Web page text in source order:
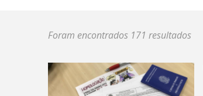
Foram encontrados 171 resultados